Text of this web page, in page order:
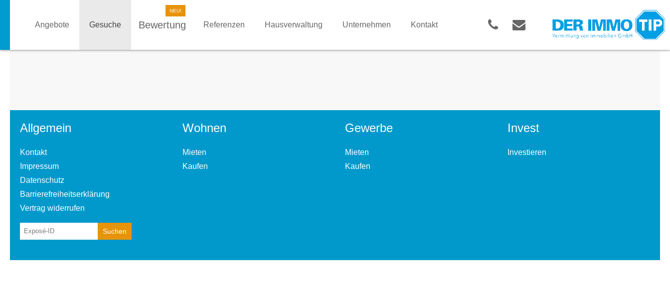
Angebote Gesuche Bewertung Referenzen Hausverwaltung Unternehmen Kontakt
Allgemein
Kontakt
Impressum
Datenschutz
Barrierefreiheitserklärung
Vertrag widerrufen
Wohnen
Mieten
Kaufen
Gewerbe
Mieten
Kaufen
Invest
Investieren